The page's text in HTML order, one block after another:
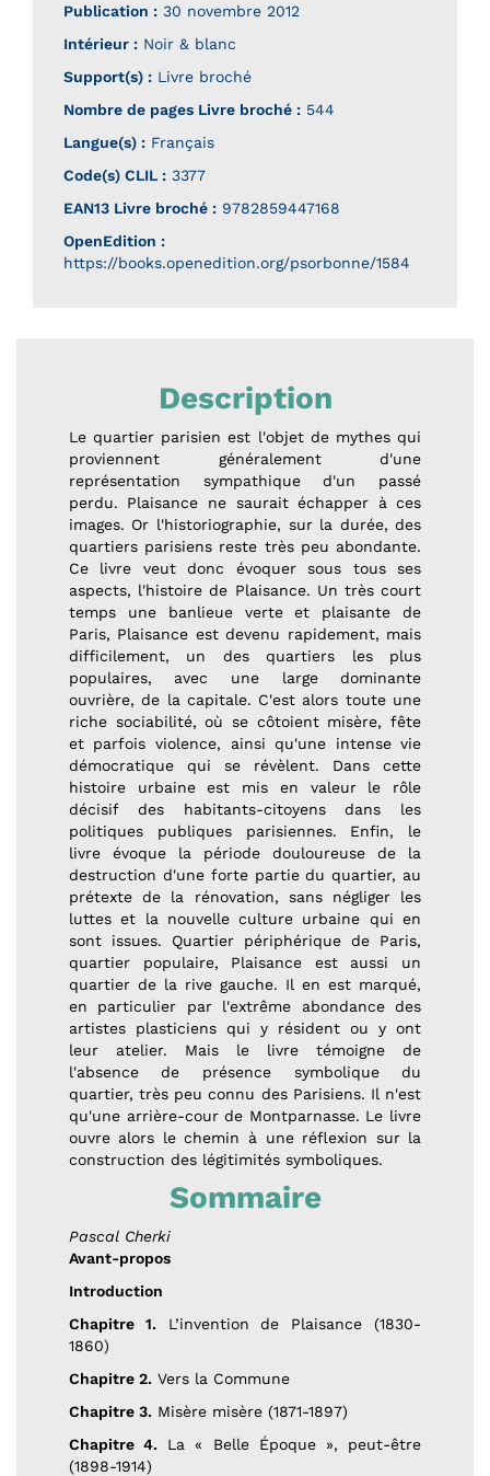
Publication : 30 novembre 2012
Intérieur : Noir & blanc
Support(s) : Livre broché
Nombre de pages Livre broché : 544
Langue(s) : Français
Code(s) CLIL : 3377
EAN13 Livre broché : 9782859447168
OpenEdition :
https://books.openedition.org/psorbonne/1584
Description
Le quartier parisien est l'objet de mythes qui
proviennent généralement d'une
représentation sympathique d'un passé
perdu. Plaisance ne saurait échapper à ces
images. Or l'historiographie, sur la durée, des
quartiers parisiens reste très peu abondante.
Ce livre veut donc évoquer sous tous ses
aspects, l'histoire de Plaisance. Un très court
temps une banlieue verte et plaisante de
Paris, Plaisance est devenu rapidement, mais
difficilement, un des quartiers les plus
populaires, avec une large dominante
ouvrière, de la capitale. C'est alors toute une
riche sociabilité, où se côtoient misère, fête
et parfois violence, ainsi qu'une intense vie
démocratique qui se révèlent. Dans cette
histoire urbaine est mis en valeur le rôle
décisif des habitants-citoyens dans les
politiques publiques parisiennes. Enfin, le
livre évoque la période douloureuse de la
destruction d'une forte partie du quartier, au
prétexte de la rénovation, sans négliger les
luttes et la nouvelle culture urbaine qui en
sont issues. Quartier périphérique de Paris,
quartier populaire, Plaisance est aussi un
quartier de la rive gauche. Il en est marqué,
en particulier par l'extrême abondance des
artistes plasticiens qui y résident ou y ont
leur atelier. Mais le livre témoigne de
l'absence de présence symbolique du
quartier, très peu connu des Parisiens. Il n'est
qu'une arrière-cour de Montparnasse. Le livre
ouvre alors le chemin à une réflexion sur la
construction des légitimités symboliques.
Sommaire
Pascal Cherki
Avant-propos
Introduction
Chapitre 1. L’invention de Plaisance (1830-
1860)
Chapitre 2. Vers la Commune
Chapitre 3. Misère misère (1871-1897)
Chapitre 4. La « Belle Époque », peut-être
(1898-1914)